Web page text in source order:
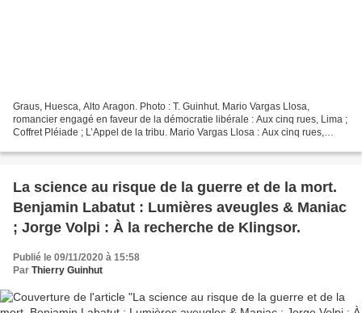
Graus, Huesca, Alto Aragon. Photo : T. Guinhut. Mario Vargas Llosa,
romancier engagé en faveur de la démocratie libérale : Aux cinq rues, Lima ;
Coffret Pléiade ; L’Appel de la tribu. Mario Vargas Llosa : Aux cinq rues,
La science au risque de la guerre et de la mort.
Benjamin Labatut : Lumières aveugles & Maniac
; Jorge Volpi : À la recherche de Klingsor.
Publié le 09/11/2020 à 15:58
Par Thierry Guinhut